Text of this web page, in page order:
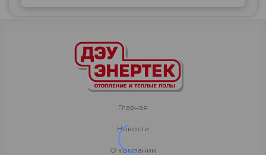
Главная
Новости
О компании